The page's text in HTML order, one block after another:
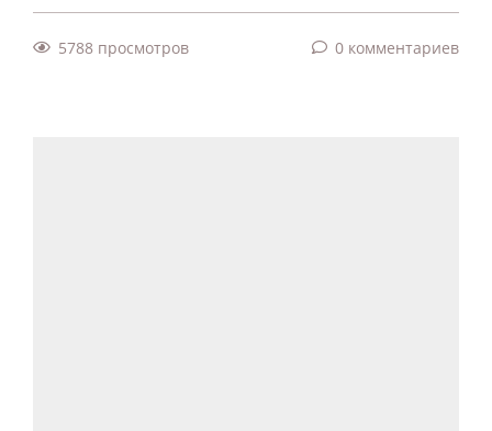
5788 просмотров 0 комментариев